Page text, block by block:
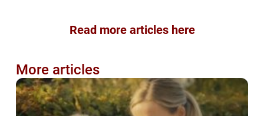
Read more articles here
More articles